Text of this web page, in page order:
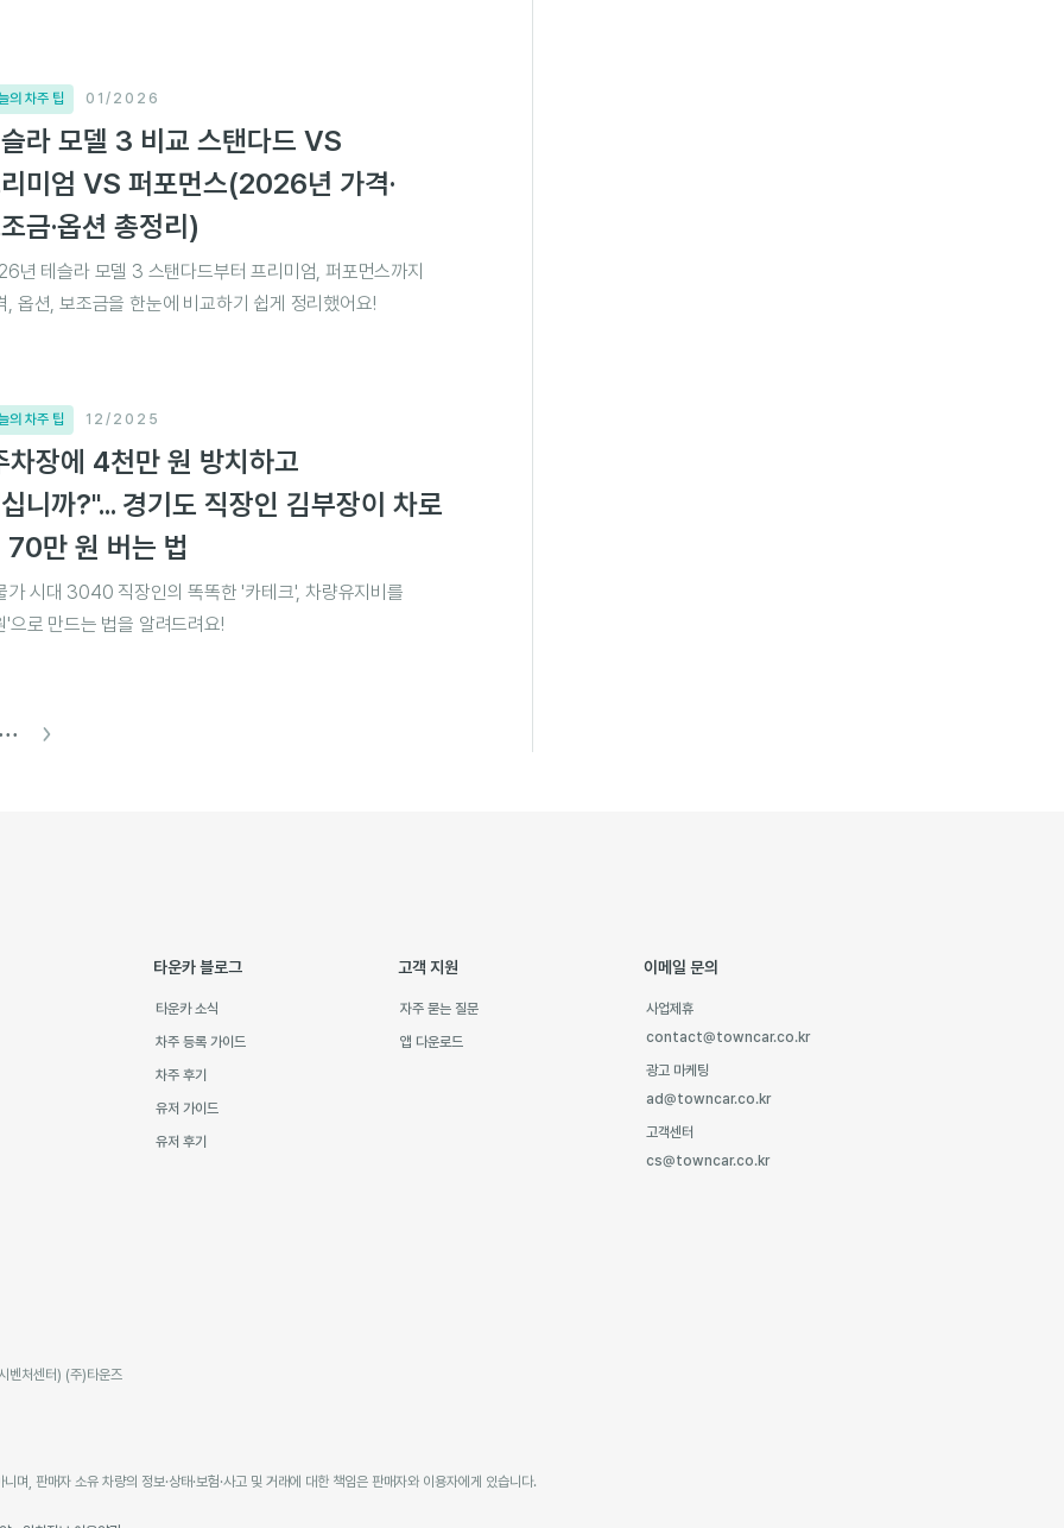
의 차주 팁 01/2026
라 모델 3 비교 스탠다드 VS
미엄 VS 퍼포먼스(2026년 가격·
금·옵션 총정리)
년 테슬라 모델 3 스탠다드부터 프리미엄, 퍼포먼스까지
, 옵션, 보조금을 한눈에 비교하기 쉽게 정리했어요!
의 차주 팁 12/2025
차장에 4천만 원 방치하고
니까?"... 경기도 직장인 김부장이 차로
70만 원 버는 법
가 시대 3040 직장인의 똑똑한 '카테크', 차량유지비를
'으로 만드는 법을 알려드려요!
∙∙∙
타운카 블로그
타운카 소식
차주 등록 가이드
차주 후기
유저 가이드
유저 후기
고객 지원
자주 묻는 질문
앱 다운로드
이메일 문의
사업제휴
contact@towncar.co.kr
광고 마케팅
ad@towncar.co.kr
고객센터
cs@towncar.co.kr
벤처센터) (주)타운즈
며, 판매자 소유 차량의 정보·상태·보험·사고 및 거래에 대한 책임은 판매자와 이용자에게 있습니다.